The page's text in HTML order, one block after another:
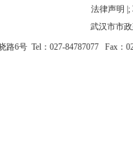
法律声明 |;
武汉市市
路6号 Tel：027-84787077 Fax：